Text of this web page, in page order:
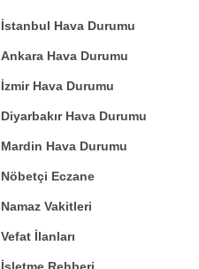
İstanbul Hava Durumu
Ankara Hava Durumu
İzmir Hava Durumu
Diyarbakır Hava Durumu
Mardin Hava Durumu
Nöbetçi Eczane
Namaz Vakitleri
Vefat İlanları
İşletme Rehberi